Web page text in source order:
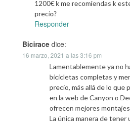
1200€ k me recomiendas k
precio?
Responder
Bicirace dice:
16 marzo, 2021 a las 3:16 pm
Lamentablemente ya no
bicicletas completas y
precio, más allá de lo que
en la web de Canyon o
ofrecen mejores
La única manera de